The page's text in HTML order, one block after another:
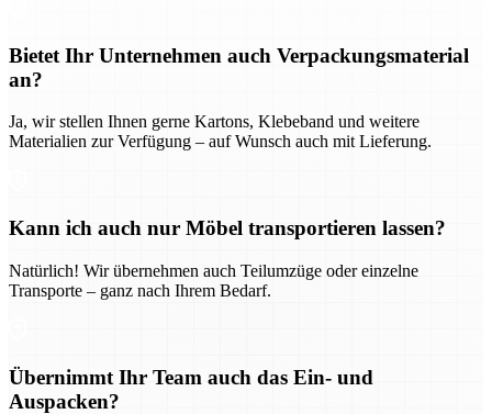
Bietet Ihr Unternehmen auch Verpackungsmaterial
an?
Ja, wir stellen Ihnen gerne Kartons, Klebeband und weitere
Materialien zur Verfügung – auf Wunsch auch mit Lieferung.
Kann ich auch nur Möbel transportieren lassen?
Natürlich! Wir übernehmen auch Teilumzüge oder einzelne
Transporte – ganz nach Ihrem Bedarf.
Übernimmt Ihr Team auch das Ein- und
Auspacken?